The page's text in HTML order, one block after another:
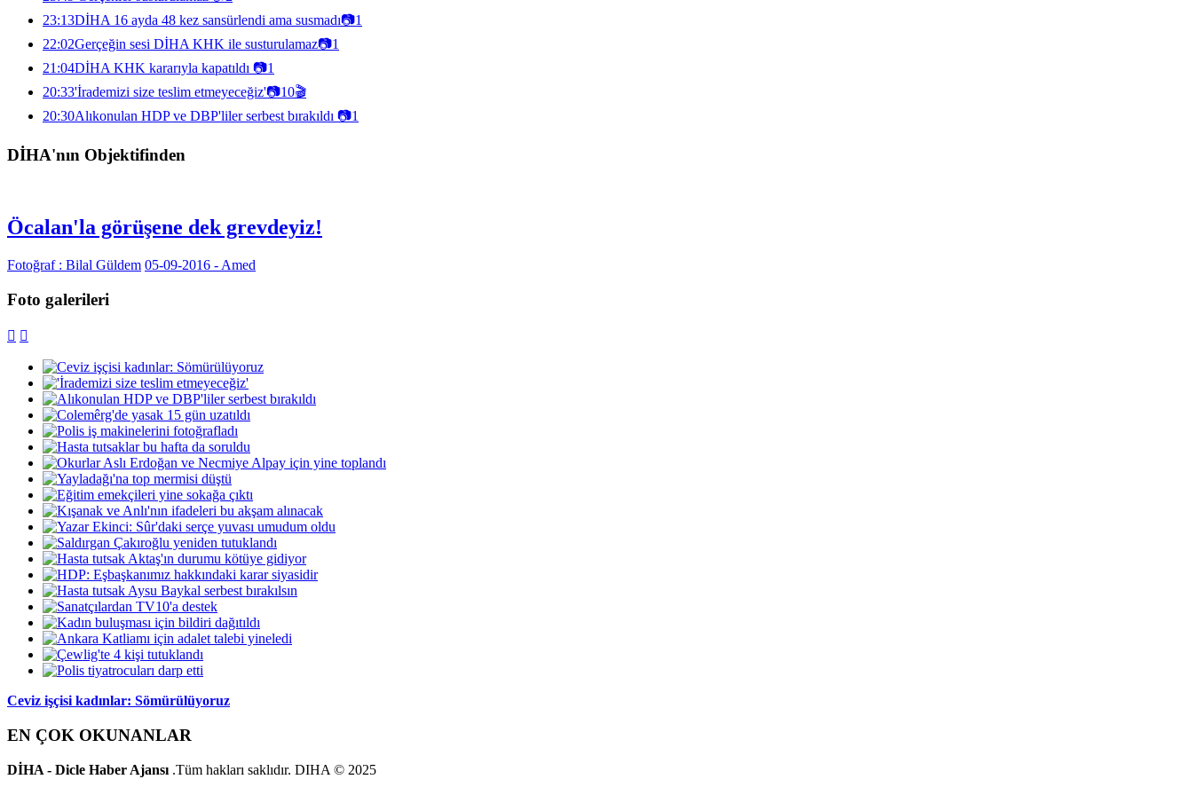
23:13DİHA 16 ayda 48 kez sansürlendi ama susmadı📷1
22:02Gerçeğin sesi DİHA KHK ile susturulamaz📷1
21:04DİHA KHK kararıyla kapatıldı 📷1
20:33'İrademizi size teslim etmeyeceğiz'📷10🎬
20:30Alıkonulan HDP ve DBP'liler serbest bırakıldı 📷1
DİHA'nın Objektifinden
Öcalan'la görüşene dek grevdeyiz!
Fotoğraf : Bilal Güldem 05-09-2016 - Amed
Foto galerileri
 
Ceviz işçisi kadınlar: Sömürülüyoruz
EN ÇOK OKUNANLAR
DİHA - Dicle Haber Ajansı .Tüm hakları saklıdır. DIHA © 2025